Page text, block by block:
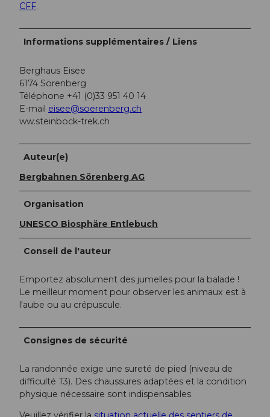
CFF.
Informations supplémentaires / Liens
Berghaus Eisee
6174 Sörenberg
Téléphone +41 (0)33 951 40 14
E-mail eisee@soerenberg.ch
ww.steinbock-trek.ch
Auteur(e)
Bergbahnen Sörenberg AG
Organisation
UNESCO Biosphäre Entlebuch
Conseil de l'auteur
Emportez absolument des jumelles pour la balade !
Le meilleur moment pour observer les animaux est à
l'aube ou au crépuscule.
Consignes de sécurité
La randonnée exige une sureté de pied (niveau de
difficulté T3). Des chaussures adaptées et la condition
physique nécessaire sont indispensables.